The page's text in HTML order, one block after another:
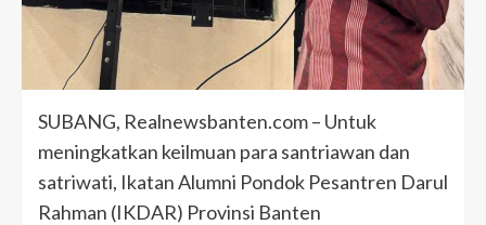
SUBANG, Realnewsbanten.com – Untuk
meningkatkan keilmuan para santriawan dan
satriwati, Ikatan Alumni Pondok Pesantren Darul
Rahman (IKDAR) Provinsi Banten